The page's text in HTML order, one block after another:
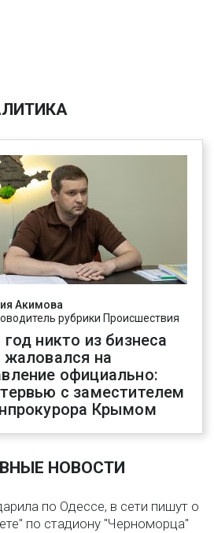
Акимова
рубрики Происшествия
год никто из бизнеса
жаловался на
официально:
с заместителем
Крымом
НОВОСТИ
по Одессе, в сети пишут о
по стадиону "Черноморца"